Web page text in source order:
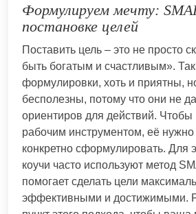
Формулируем мечту:
постановке целей
Поставить цель – это не просто
быть богатым и счастливым».
формулировки, хоть и приятны,
бесполезны, потому что они не
ориентиров для действий. Чтобы
рабочим инструментом, её нужно
конкретно сформулировать. Для
коучи часто используют метод
помогает сделать цели
эффективными и достижимыми.